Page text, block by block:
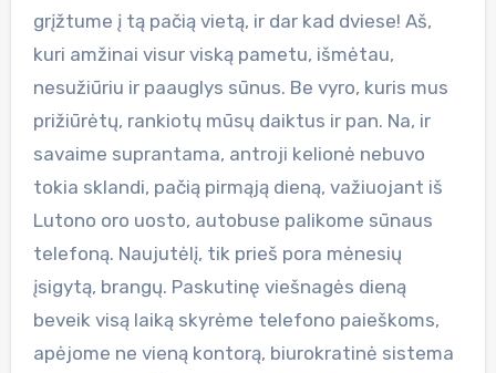
grįžtume į tą pačią vietą, ir dar kad dviese! Aš,
kuri amžinai visur viską pametu, išmėtau,
nesužiūriu ir paauglys sūnus. Be vyro, kuris mus
prižiūrėtų, rankiotų mūsų daiktus ir pan. Na, ir
savaime suprantama, antroji kelionė nebuvo
tokia sklandi, pačią pirmąją dieną, važiuojant iš
Lutono oro uosto, autobuse palikome sūnaus
telefoną. Naujutėlį, tik prieš pora mėnesių
įsigytą, brangų. Paskutinę viešnagės dieną
beveik visą laiką skyrėme telefono paieškoms,
apėjome ne vieną kontorą, biurokratinė sistema